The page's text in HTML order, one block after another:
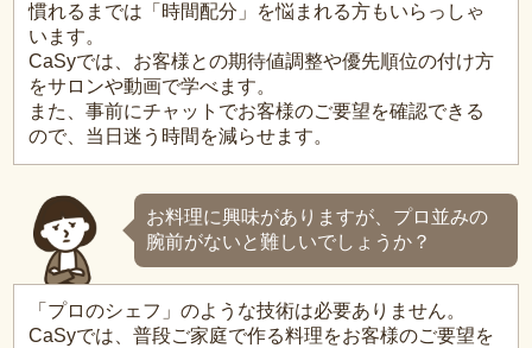
慣れるまでは「時間配分」を悩まれる方もいらっしゃ
います。
CaSyでは、お客様との期待値調整や優先順位の付け方
をサロンや動画で学べます。
また、事前にチャットでお客様のご要望を確認できる
ので、当日迷う時間を減らせます。
お料理に興味がありますが、プロ並みの
腕前がないと難しいでしょうか？
「プロのシェフ」のような技術は必要ありません。
CaSyでは、普段ご家庭で作る料理をお客様のご要望を